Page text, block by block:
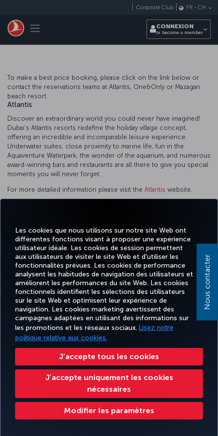
Les cookies que nous utilisons sur notre site Web ont
différentes fonctions visant à proposer une expérience
utilisateur idéale. Les cookies de session permettent
aux utilisateurs de visiter le site Web et d'utiliser les
fonctionnalités prévues. Les cookies de performance
analysent les habitudes de navigation des utilisateurs et
améliorent les performances du site Web. Les cookies
fonctionnels identifient les sélections des utilisateurs
sur le site Web et optimisent leur expérience de
navigation. Les cookies marketing avertissent des
campagnes adaptées en utilisant des informations sur
les promotions et les réseaux sociaux. Lisez notre
politique relative aux cookies.
J’accepte tous les cookies
Jʼaccepte uniquement les cookies
nécessaires
Modifier les paramètres
Toggle navigation
Corporate Club FR - CH
CONNEXION
or become a member
To make a best price booking, please click on the link below or
contact the reservations teams at Atlantis, One&Only or Mazagan
beach resort.
Atlantis
Discover an extraordinary world you could never have imagined!
Dubai’s Atlantis resorts redefine the holiday village concept,
offering an incredible and incomparable leisure experience.
Underwater suites, close proximity to marine life, fun in the
Aquaventure Waterpark, the wonder of the aquarium, and numerous
award-winning bars and restaurants are all there to give you special
moments you will never forget.
For more detailed information please visit the Atlantis website.
Facebook
TwitterInstagram
YouTubeLinkedIn
TiktokBlog
RÉSERVER
ET GÉRER
EXPÉRIENCE
OFFRES ET
DESTINATIONS
AIDE
TURKISH
AIRLINES
HOLIDAYS
MILES
SMILES
Accessibilité Impressum Confidentialité et cookies Mentions légales Droits des passagers
Modifier les paramètres des cookies. Droits des personnes concernées dans l’UE.
Turkish Airlines Copyright © 1996 - 2026
Nous contacter